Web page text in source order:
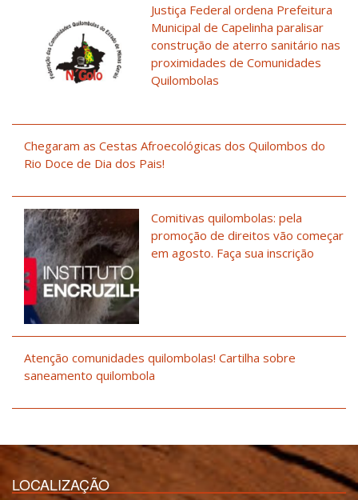
Justiça Federal ordena Prefeitura
Municipal de Capelinha paralisar
construção de aterro sanitário nas
proximidades de Comunidades
Quilombolas
Chegaram as Cestas Afroecológicas dos Quilombos do
Rio Doce de Dia dos Pais!
Comitivas quilombolas: pela
promoção de direitos vão começar
em agosto. Faça sua inscrição
Atenção comunidades quilombolas! Cartilha sobre
saneamento quilombola
LOCALIZAÇÃO